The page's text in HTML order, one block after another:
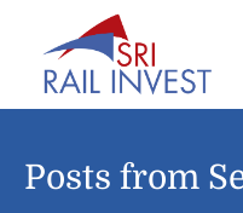
Posts from